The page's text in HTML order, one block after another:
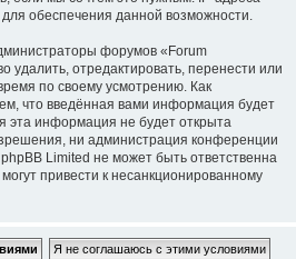
обеспечения данной возможности.
форумов «Forum
удалить, отредактировать, перенести или
по своему усмотрению. Как
что введённая вами информация будет
эта информация не будет открыта
ни администрация конференции
Limited не может быть ответственна
привести к несанкционированному